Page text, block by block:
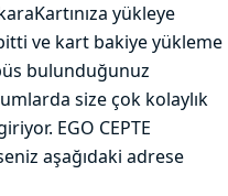
yükleye
ve kart bakiye yükleme
bulunduğunuz
size çok kolaylık
EGO CEPTE
aşağıdaki adrese